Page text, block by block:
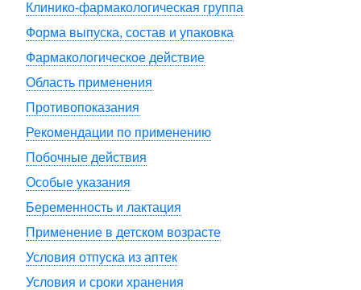
Клинико-фармакологическая группа
Форма выпуска, состав и упаковка
Фармакологическое действие
Область применения
Противопоказания
Рекомендации по применению
Побочные действия
Особые указания
Беременность и лактация
Применение в детском возрасте
Условия отпуска из аптек
Условия и сроки хранения